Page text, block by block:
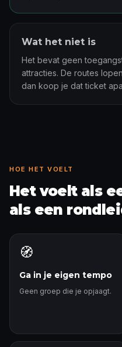
Wat het niet is
Het bevat geen
attracties. De routes
dan koop je dat ticket
HOE HET VOELT
Het voelt als
als een
🧭
Ga in je eigen tempo
Geen groep die je opjaagt.